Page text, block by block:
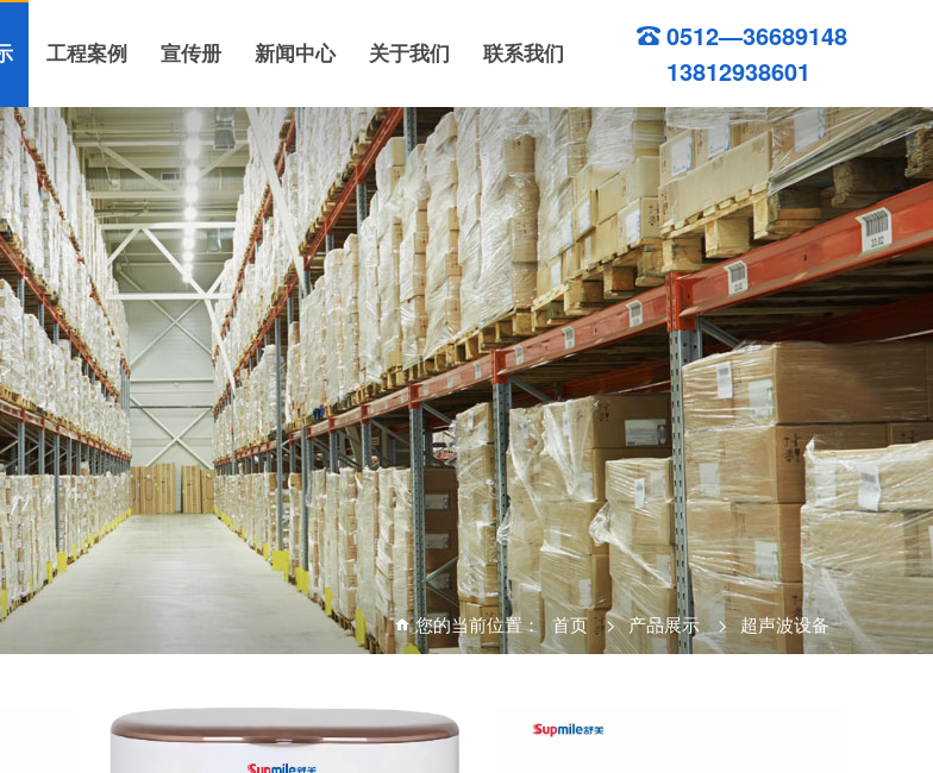
工程案例 宣传册 新闻中心 关于我们 联系我们
0512—36689148
13812938601
您的当前位置： 首页 > 产品展示 > 超声波设备